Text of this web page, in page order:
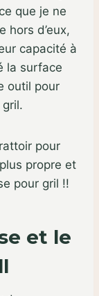
que je ne
hors d’eux,
capacité à
la surface
outil pour
pour
propre et
pour gril !!
et le